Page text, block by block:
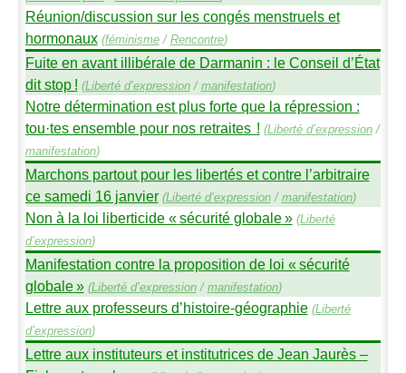
Réunion/discussion sur les congés menstruels et
hormonaux (féminisme/ Rencontre)
Fuite en avant illibérale de Darmanin : le Conseil d’État
dit stop ! (Liberté d’expression/ manifestation)
Notre détermination est plus forte que la répression :
tou·tes ensemble pour nos retraites ! (Liberté d’expression/
manifestation)
Marchons partout pour les libertés et contre l’arbitraire
ce samedi 16 janvier (Liberté d’expression/ manifestation)
Non à la loi liberticide «sécurité globale» (Liberté
d’expression)
Manifestation contre la proposition de loi « sécurité
globale» (Liberté d’expression/ manifestation)
Lettre aux professeurs d’histoire-géographie (Liberté
d’expression)
Lettre aux instituteurs et institutrices de Jean Jaurès –